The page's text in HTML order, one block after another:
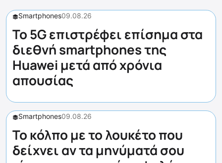
Smartphones09.08.26
Το 5G επιστρέφει επίσημα στα
διεθνή smartphones της
Huawei μετά από χρόνια
απουσίας
Smartphones09.08.26
Το κόλπο με το λουκέτο που
δείχνει αν τα μηνύματά σου